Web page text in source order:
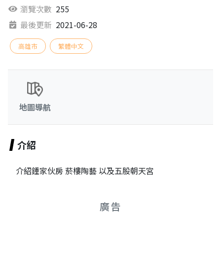
瀏覽次數 255
最後更新 2021-06-28
高雄市 繁體中文
地圖導航
介紹
介紹鍾家伙房 菸樓陶藝 以及五股朝天宮
廣告